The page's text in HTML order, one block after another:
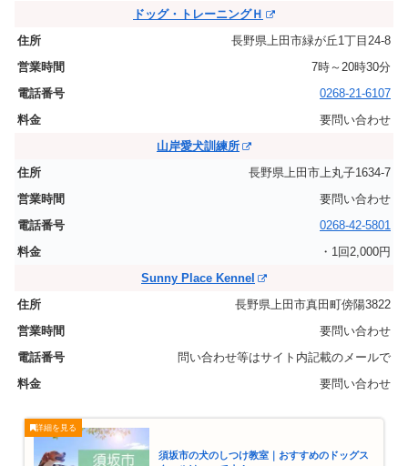
ドッグ・トレーニングＨ
長野県上田市緑が丘1丁目24-8
7時～20時30分
0268-21-6107
要問い合わせ
山岸愛犬訓練所
長野県上田市上丸子1634-7
要問い合わせ
0268-42-5801
・1回2,000円
Sunny Place Kennel
長野県上田市真田町傍陽3822
要問い合わせ
問い合わせ等はサイト内記載のメールで
要問い合わせ
須坂市の犬のしつけ教室｜おすすめのドッグス